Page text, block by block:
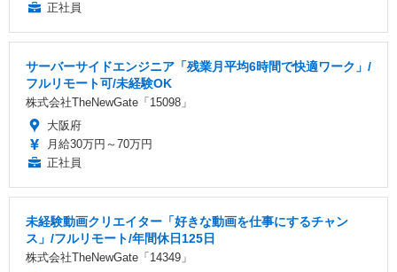
正社員
サーバーサイドエンジニア「残業月平均6時間で快適ワーク」/
フルリモート可/未経験OK
株式会社TheNewGate「15098」
大阪府
月給30万円～70万円
正社員
未経験動画クリエイター「好きな動画を仕事にするチャン
ス」/フルリモート/年間休日125日
株式会社TheNewGate「14349」